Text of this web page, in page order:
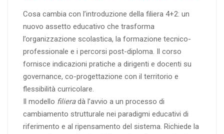
Cosa cambia con l’introduzione della filiera 4+2: un
nuovo assetto educativo che trasforma
l’organizzazione scolastica, la formazione tecnico-
professionale e i percorsi post-diploma. Il corso
fornisce indicazioni pratiche a dirigenti e docenti su
governance, co-progettazione con il territorio e
flessibilità curricolare.
Il modello filieradà l’avvio a un processo di
cambiamento strutturale nei paradigmi educativi di
riferimento e al ripensamento del sistema. Richiede la